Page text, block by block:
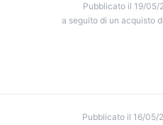
Pubblicato il 19/05/
a seguito di un acquisto
Pubblicato il 16/05/